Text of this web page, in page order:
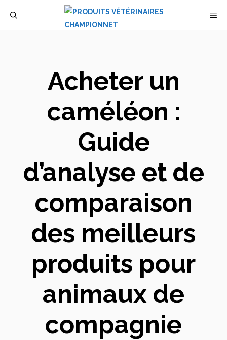
Acheter un
caméléon :
Guide
d’analyse et de
comparaison
des meilleurs
produits pour
animaux de
compagnie